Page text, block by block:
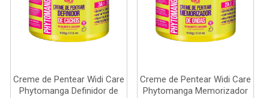
Creme de Pentear Widi Care
Phytomanga Definidor de
Creme de Pentear Widi Care
Phytomanga Memorizador